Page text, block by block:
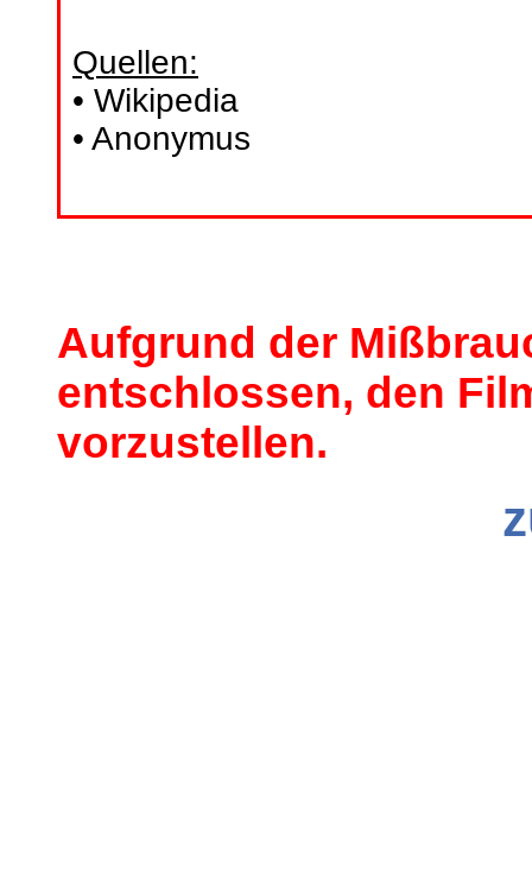
Quellen:
• Wikipedia
• Anonymus
Aufgrund der
entschlossen, den
vorzustellen.